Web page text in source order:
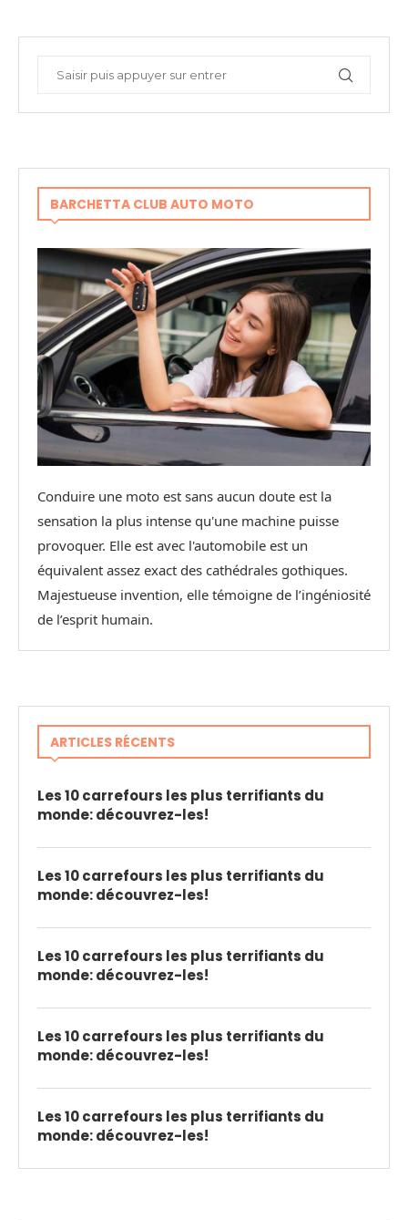
BARCHETTA CLUB AUTO MOTO
Conduire une moto est sans aucun doute est la
sensation la plus intense qu'une machine puisse
provoquer. Elle est avec l'automobile est un
équivalent assez exact des cathédrales gothiques.
Majestueuse invention, elle témoigne de l’ingéniosité
de l’esprit humain.
ARTICLES RÉCENTS
Les 10 carrefours les plus terrifiants du
monde: découvrez-les!
Les 10 carrefours les plus terrifiants du
monde: découvrez-les!
Les 10 carrefours les plus terrifiants du
monde: découvrez-les!
Les 10 carrefours les plus terrifiants du
monde: découvrez-les!
Les 10 carrefours les plus terrifiants du
monde: découvrez-les!